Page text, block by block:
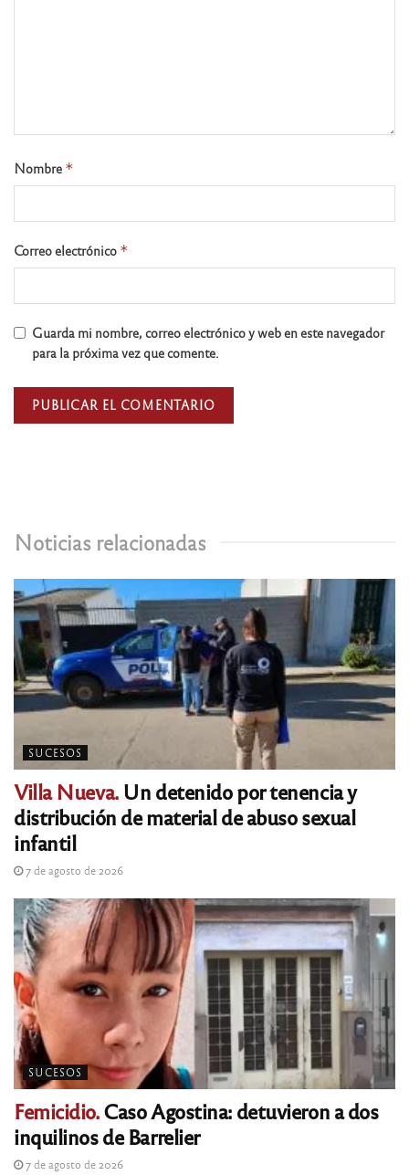
Noticias relacionadas
SUCESOS
Villa Nueva.Un detenido por tenencia y
distribución de material de abuso sexual
infantil
7 de agosto de 2026
SUCESOS
Femicidio.Caso Agostina: detuvieron a dos
inquilinos de Barrelier
7 de agosto de 2026
Nombre *
Correo electrónico *
Guarda mi nombre, correo electrónico y web en este navegador
para la próxima vez que comente.